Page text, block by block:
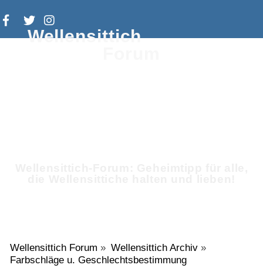
Wellensittich
Wellensittich Forum » Wellensittich Archiv»
Farbschläge u. Geschlechtsbestimmung